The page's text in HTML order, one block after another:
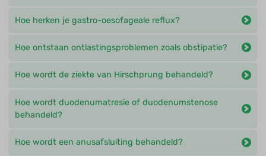
Hoe herken je gastro-oesofageale reflux?
Hoe ontstaan ontlastingsproblemen zoals obstipatie?
Hoe wordt de ziekte van Hirschprung behandeld?
Hoe wordt duodenumatresie of duodenumstenose
behandeld?
Hoe wordt een anusafsluiting behandeld?